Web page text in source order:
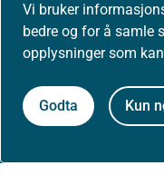
Vi bruker
bedre og for å samle
opplysninger som
Godta Kun
Presse